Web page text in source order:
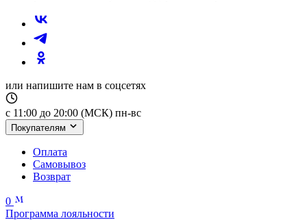
или напишите нам в соцсетях
с 11:00 до 20:00 (МСК) пн-вс
Покупателям
Оплата
Самовывоз
Возврат
0
Программа лояльности